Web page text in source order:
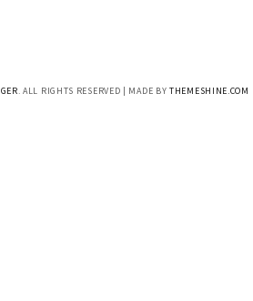
. ALL RIGHTS RESERVED | MADE BYTHEMESHINE.COM